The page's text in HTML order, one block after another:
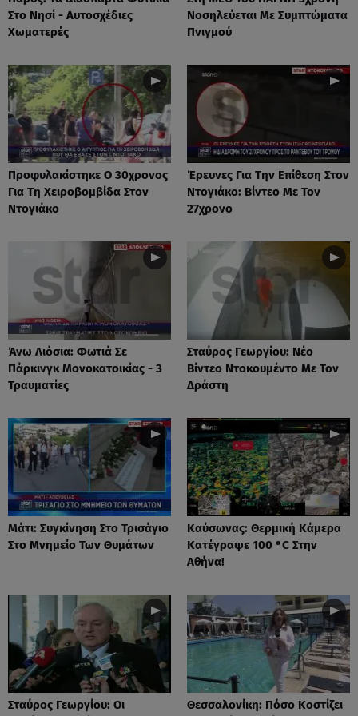
Στο Νησί - Αυτοσχέδιες
Χωματερές
Νοσηλεύεται Με Συμπτώματα
Πνιγμού
Προφυλακίστηκε Ο 30χρονος
Για Τη Χειροβομβίδα Στον
Ντογιάκο
Έρευνες Για Την Επίθεση Στον
Ντογιάκο: Βίντεο Με Τον
27χρονο
Άνω Λιόσια: Φωτιά Σε
Πάρκινγκ Μονοκατοικίας - 3
Τραυματίες
Σταύρος Γεωργίου: Νέο
Βίντεο Ντοκουμέντο Με Τον
Δράστη
Μάτι: Συγκίνηση Στο Τρισάγιο
Στο Μνημείο Των Θυμάτων
Καύσωνας: Θερμική Κάμερα
Κατέγραψε 100 °C Στην
Αθήνα!
Σταύρος Γεωργίου: Οι
Θεσσαλονίκη: Πόσο Κοστίζει